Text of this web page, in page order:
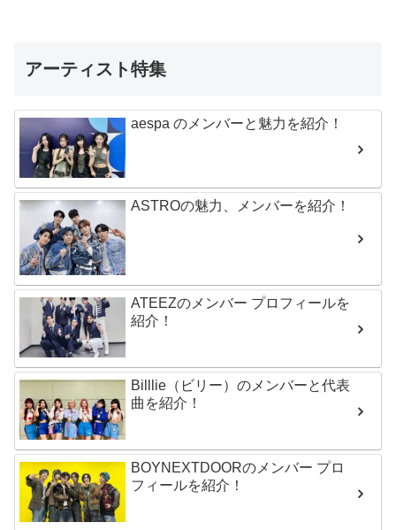
アーティスト特集
aespa のメンバーと魅力を紹介！
ASTROの魅力、メンバーを紹介！
ATEEZのメンバー プロフィールを
紹介！
Billlie（ビリー）のメンバーと代表
曲を紹介！
BOYNEXTDOORのメンバー プロ
フィールを紹介！